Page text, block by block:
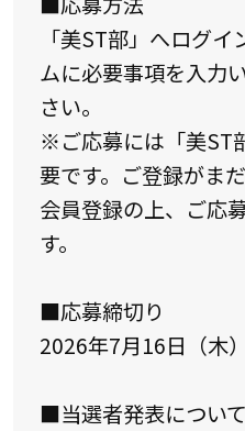
「美ST部」へログ
ムに必要事項を入力
さい。
※ご応募には「美ST
要です。ご登録がま
会員登録の上、ご応
す。
■応募締切り
2026年7月16日（木
■当選者発表について